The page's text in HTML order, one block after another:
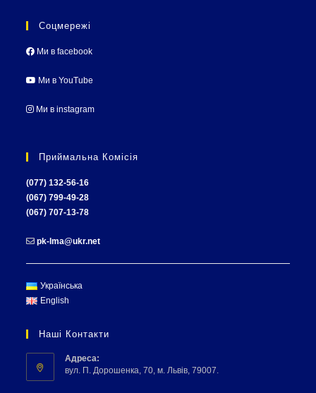
Соцмережі
Ми в facebook
Ми в YouTube
Ми в instagram
Приймальна Комісія
(077) 132-56-16
(067) 799-49-28
(067) 707-13-78
pk-lma@ukr.net
Українська
English
Наші Контакти
Адреса:
вул. П. Дорошенка, 70, м. Львів, 79007.